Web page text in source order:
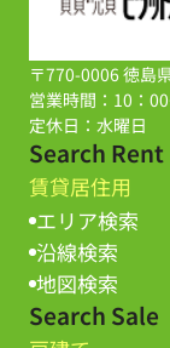
〒770-0006 徳島
営業時間：10：
定休日：水曜日
Search Rent
賃貸居住用
エリア検索
沿線検索
地図検索
Search Sale